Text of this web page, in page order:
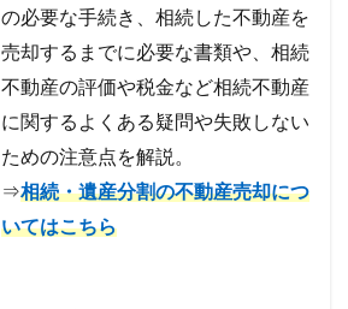
の必要な手続き、相続した不動産を
売却するまでに必要な書類や、相続
不動産の評価や税金など相続不動産
に関するよくある疑問や失敗しない
ための注意点を解説。
⇒相続・遺産分割の不動産売却につ
いてはこちら